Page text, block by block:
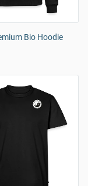
Bio Hoodie